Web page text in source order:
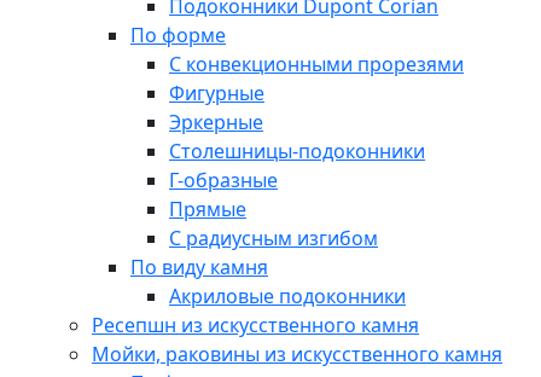
Подоконники Dupont Corian
По форме
С конвекционными прорезями
Фигурные
Эркерные
Столешницы-подоконники
Г-образные
Прямые
С радиусным изгибом
По виду камня
Акриловые подоконники
Ресепшн из искусственного камня
Мойки, раковины из искусственного камня